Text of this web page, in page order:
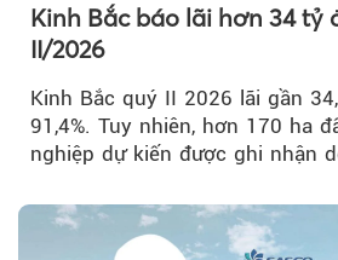
Kinh Bắc báo lãi hơn 34 tỷ
II/2026
Kinh Bắc quý II 2026 lãi gần
91,4%. Tuy nhiên, hơn 170 ha
nghiệp dự kiến được ghi nhận